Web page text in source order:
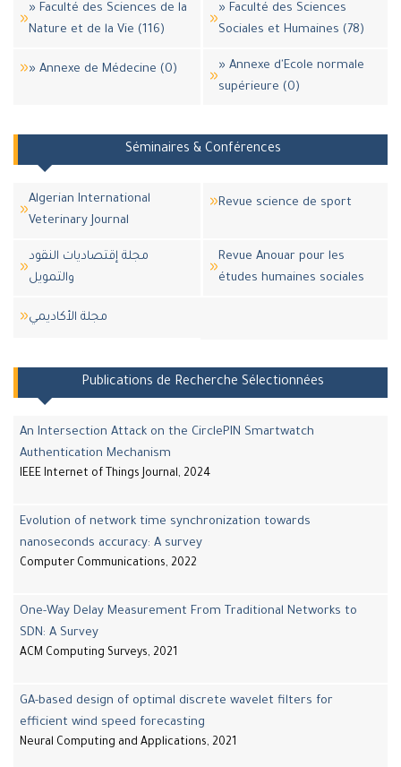
» Faculté des Sciences de la
Nature et de la Vie (116)
» Faculté des Sciences
Sociales et Humaines (78)
» Annexe de Médecine (0)
» Annexe d'Ecole normale
supérieure (0)
Séminaires & Conférences
Algerian International
Veterinary Journal
Revue science de sport
مجلة إقتصاديات النقود
والتمويل
Revue Anouar pour les
études humaines sociales
مجلة اﻷكاديمي
Publications de Recherche Sélectionnées
An Intersection Attack on the CirclePIN Smartwatch
Authentication Mechanism
IEEE Internet of Things Journal, 2024
Evolution of network time synchronization towards
nanoseconds accuracy: A survey
Computer Communications, 2022
One-Way Delay Measurement From Traditional Networks to
SDN: A Survey
ACM Computing Surveys, 2021
GA-based design of optimal discrete wavelet filters for
efficient wind speed forecasting
Neural Computing and Applications, 2021